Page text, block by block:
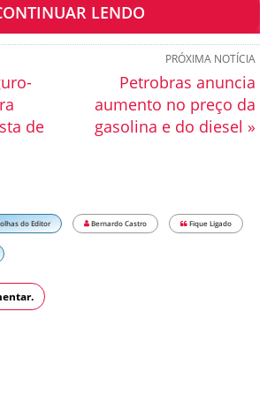
LENDO
PRÓXIMA NOTÍCIA
Petrobras anuncia
aumento no preço da
gasolina e do diesel »
de
do Editor Bernardo Castro Fique Ligado